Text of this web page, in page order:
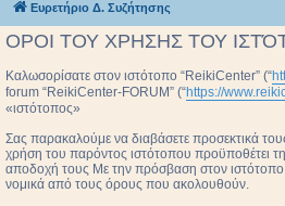
Ευρετήριο Δ. Συζήτησης
ΟΡΟΙ ΤΟΥ ΧΡΗΣΗΣ ΤΟΥ
Καλωσορίσατε στον ιστότοπο “ReikiCenter” (“
forum “ReikiCenter-FORUM” (“https://
«ιστότοπος»
Σας παρακαλούμε να διαβάσετε προσεκτικά
χρήση του παρόντος ιστότοπου προϋποθέτει
αποδοχή τους Με την πρόσβαση στον ιστότοπο
νομικά από τους όρους που ακολουθούν.